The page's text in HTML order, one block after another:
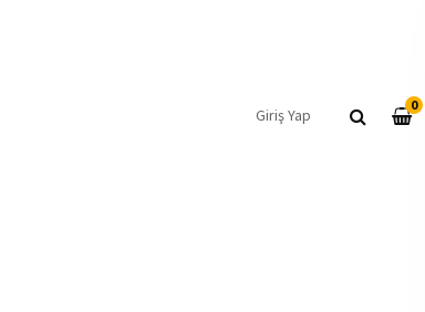
Giriş Yap
0